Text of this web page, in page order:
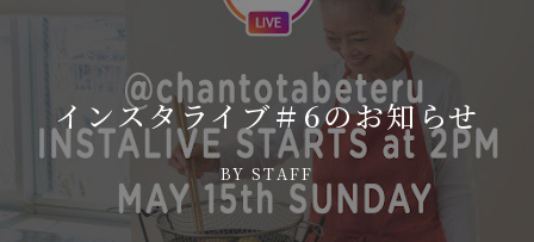
インスタライブ＃6のお知らせ
BY STAFF